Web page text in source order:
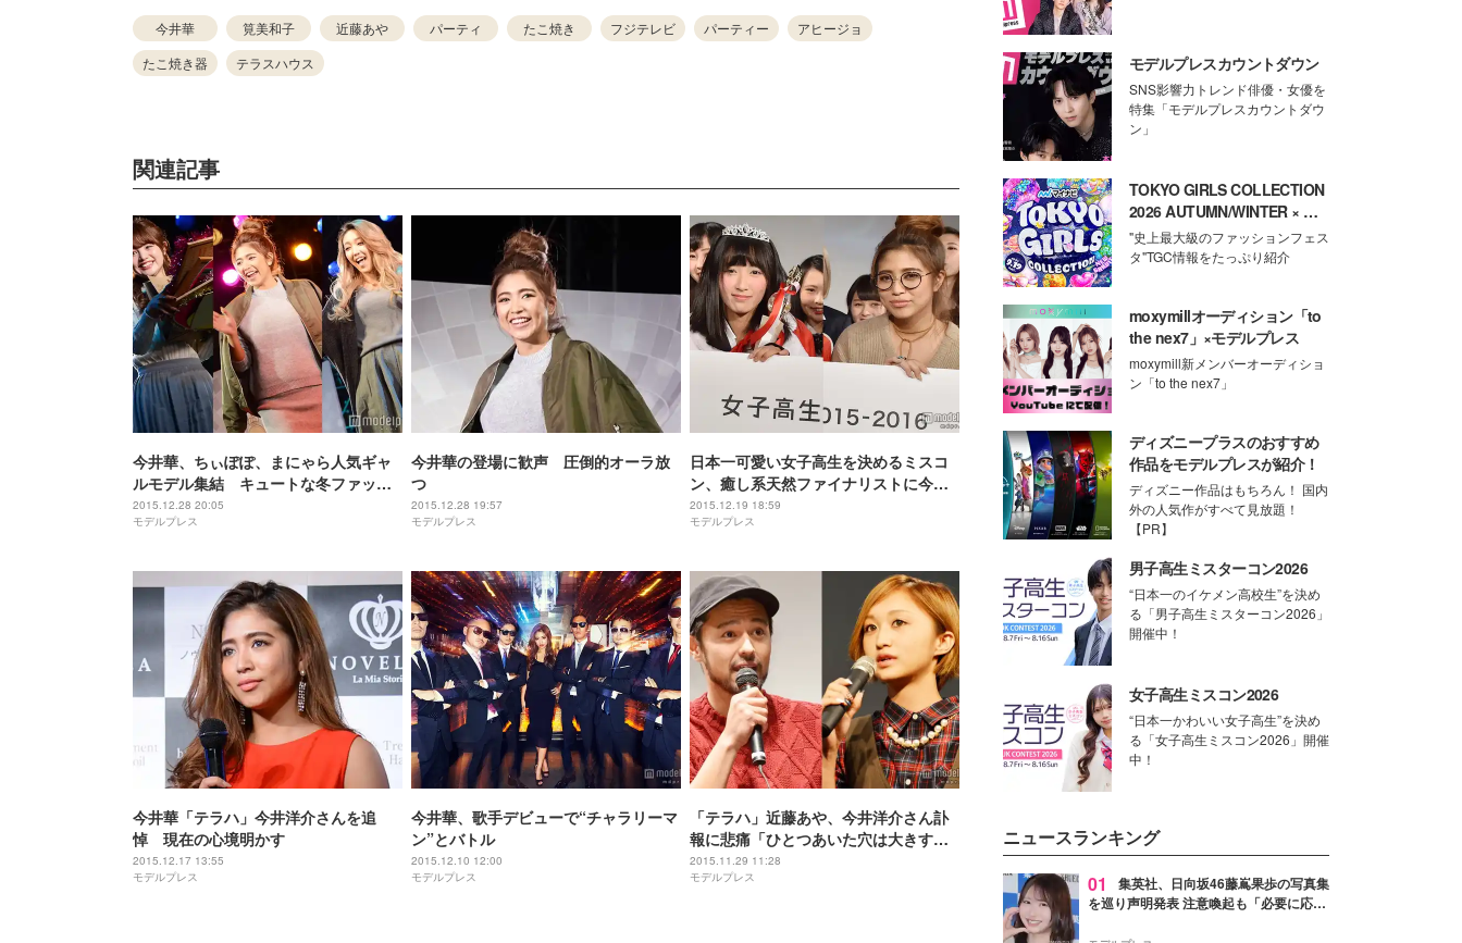
今井華 筧美和子 近藤あや パーティ たこ焼き フジテレビ パーティー
アヒージョ
たこ焼き器
テラスハウス
関連記事
今井華、ちぃぽぽ、まにゃら人気ギャ
ルモデル集結 キュートな冬ファッシ
ョンで渋谷を彩る
2015.12.28 20:05
モデルプレス
今井華の登場に歓声 圧倒的オーラ放
つ
2015.12.28 19:57
モデルプレス
日本一可愛い女子高生を決めるミスコ
ン、癒し系天然ファイナリストに今井
華も釘付け
2015.12.19 18:59
モデルプレス
今井華「テラハ」今井洋介さんを追
悼 現在の心境明かす
2015.12.17 13:55
モデルプレス
今井華、歌手デビューで“チャラリーマ
ン”とバトル
2015.12.10 12:00
モデルプレス
「テラハ」近藤あや、今井洋介さん訃
報に悲痛「ひとつあいた穴は大きすぎ
る」
2015.11.29 11:28
モデルプレス
モデルプレスカウントダウン
SNS影響力トレンド俳優・女優を
特集「モデルプレスカウントダウ
ン」
TOKYO GIRLS COLLECTION
2026 AUTUMN/WINTER × モ
デルプレス
"史上最大級のファッションフェス
タ"TGC情報をたっぷり紹介
moxymillオーディション「to
the nex7」×モデルプレス
moxymill新メンバーオーディショ
ン「to the nex7」
ディズニープラスのおすすめ
作品をモデルプレスが紹介！
ディズニー作品はもちろん！ 国内
外の人気作がすべて見放題！
【PR】
男子高生ミスターコン2026
“日本一のイケメン高校生”を決め
る「男子高生ミスターコン2026」
開催中！
女子高生ミスコン2026
“日本一かわいい女子高生”を決め
る「女子高生ミスコン2026」開催
中！
ニュースランキング
01
集英社、日向坂46藤嶌果歩の写真集
を巡り声明発表 注意喚起も「必要に応じ